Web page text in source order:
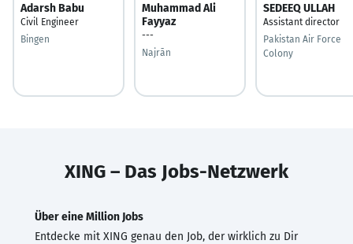
Adarsh Babu
Civil Engineer
Bingen
Muhammad Ali
Fayyaz
---
Najrān
SEDEEQ ULLAH
Assistant director
Pakistan Air Force
Colony
XING – Das Jobs-Netzwerk
Über eine Million Jobs
Entdecke mit XING genau den Job, der wirklich zu Dir